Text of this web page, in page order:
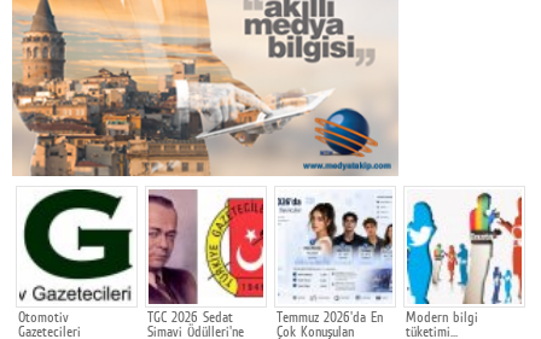
Otomotiv
Gazetecileri
TGC 2026 Sedat
Simavi Ödülleri'ne
Temmuz 2026'da En
Çok Konuşulan
Modern bilgi
tüketimi…